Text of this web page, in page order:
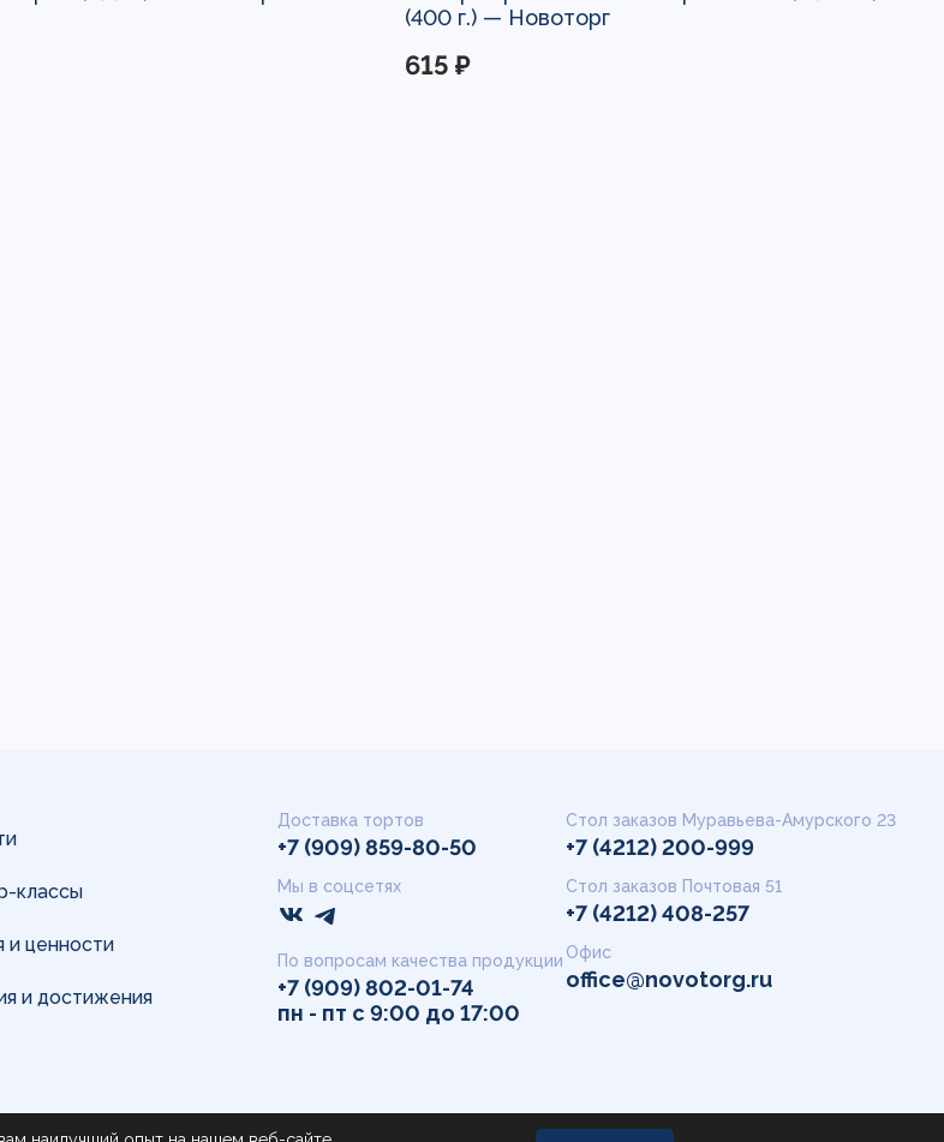
(400 г.) — Новоторг
615 ₽
классы
и ценности
и достижения
Доставка тортов
+7 (909) 859-80-50
Мы в соцсетях
По вопросам качества продукции
+7 (909) 802-01-74
пн - пт с 9:00 до 17:00
Стол заказов Муравьева-Амурского 23
+7 (4212) 200-999
Стол заказов Почтовая 51
+7 (4212) 408-257
Офис
office@novotorg.ru